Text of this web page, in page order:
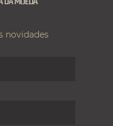
novidades